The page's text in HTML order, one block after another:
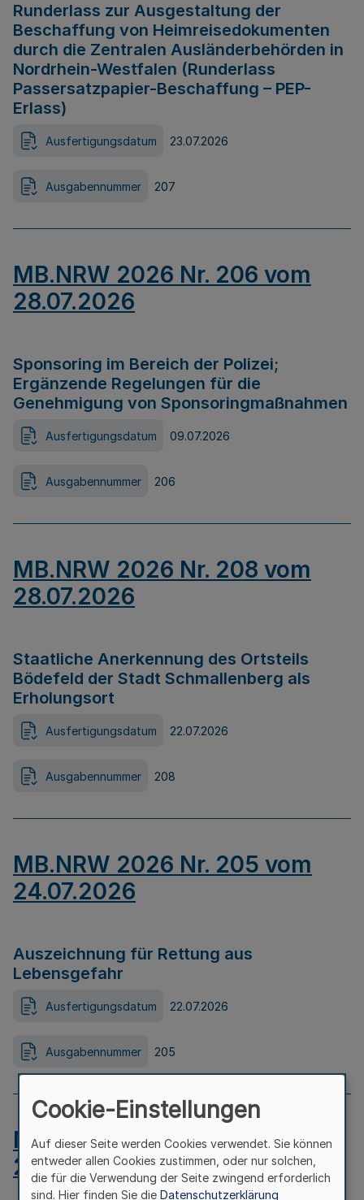
Runderlass zur Ausgestaltung der
Beschaffung von Heimreisedokumenten
durch die Zentralen Ausländerbehörden in
Nordrhein-Westfalen (Runderlass
Passersatzpapier-Beschaffung – PEP-
Erlass)
Ausfertigungsdatum 23.07.2026
Ausgabennummer 207
MB.NRW 2026 Nr. 206 vom
28.07.2026
Sponsoring im Bereich der Polizei;
Ergänzende Regelungen für die
Genehmigung von Sponsoringmaßnahmen
Ausfertigungsdatum 09.07.2026
Ausgabennummer 206
MB.NRW 2026 Nr. 208 vom
28.07.2026
Staatliche Anerkennung des Ortsteils
Bödefeld der Stadt Schmallenberg als
Erholungsort
Ausfertigungsdatum 22.07.2026
Ausgabennummer 208
MB.NRW 2026 Nr. 205 vom
24.07.2026
Auszeichnung für Rettung aus
Lebensgefahr
Ausfertigungsdatum 22.07.2026
Ausgabennummer 205
MB.NRW 2026 Nr. 204 vom
24.07.2026
Cookie-Einstellungen
Auf dieser Seite werden Cookies verwendet. Sie können
entweder allen Cookies zustimmen, oder nur solchen,
die für die Verwendung der Seite zwingend erforderlich
sind. Hier finden Sie die Datenschutzerklärung